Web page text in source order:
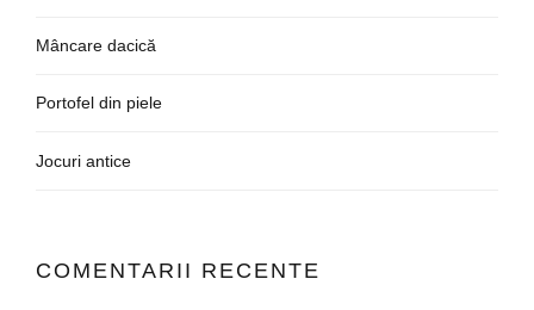
Mâncare dacică
Portofel din piele
Jocuri antice
COMENTARII RECENTE